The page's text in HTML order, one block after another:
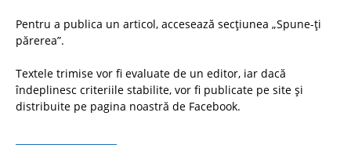
Pentru a publica un articol, accesează secțiunea „Spune-ți
părerea”.
Textele trimise vor fi evaluate de un editor, iar dacă
îndeplinesc criteriile stabilite, vor fi publicate pe site și
distribuite pe pagina noastră de Facebook.